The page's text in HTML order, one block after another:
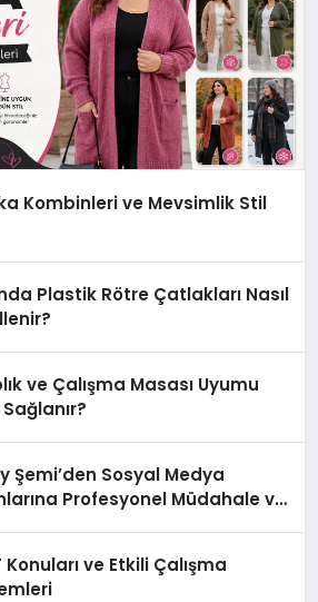
Kombinleri ve Mevsimlik Stil
Plastik Rötre Çatlakları Nasıl
ve Çalışma Masası Uyumu
Sağlanır?
Şemi’den Sosyal Medya
Profesyonel Müdahale ve
Konuları ve Etkili Çalışma